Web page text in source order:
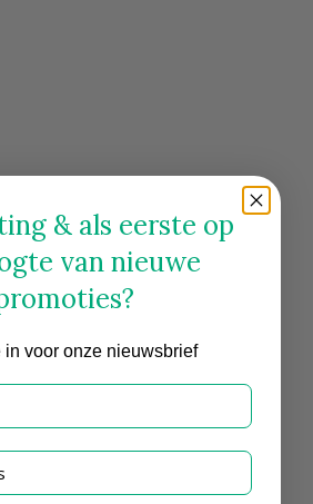
& als eerste op
van nieuwe
voor onze nieuwsbrief